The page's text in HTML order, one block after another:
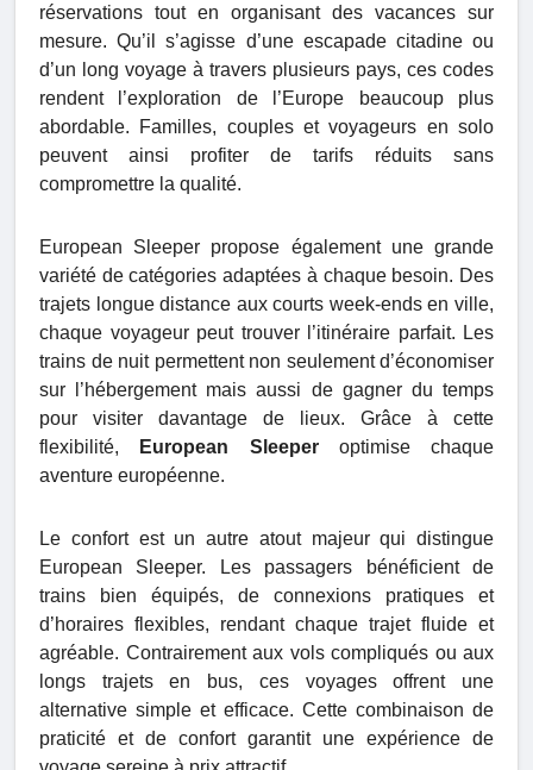
réservations tout en organisant des vacances sur
mesure. Qu’il s’agisse d’une escapade citadine ou
d’un long voyage à travers plusieurs pays, ces codes
rendent l’exploration de l’Europe beaucoup plus
abordable. Familles, couples et voyageurs en solo
peuvent ainsi profiter de tarifs réduits sans
compromettre la qualité.
European Sleeper propose également une grande
variété de catégories adaptées à chaque besoin. Des
trajets longue distance aux courts week-ends en ville,
chaque voyageur peut trouver l’itinéraire parfait. Les
trains de nuit permettent non seulement d’économiser
sur l’hébergement mais aussi de gagner du temps
pour visiter davantage de lieux. Grâce à cette
flexibilité,
European Sleeperoptimise chaque
aventure européenne.
Le confort est un autre atout majeur qui distingue
European Sleeper. Les passagers bénéficient de
trains bien équipés, de connexions pratiques et
d’horaires flexibles, rendant chaque trajet fluide et
agréable. Contrairement aux vols compliqués ou aux
longs trajets en bus, ces voyages offrent une
alternative simple et efficace. Cette combinaison de
praticité et de confort garantit une expérience de